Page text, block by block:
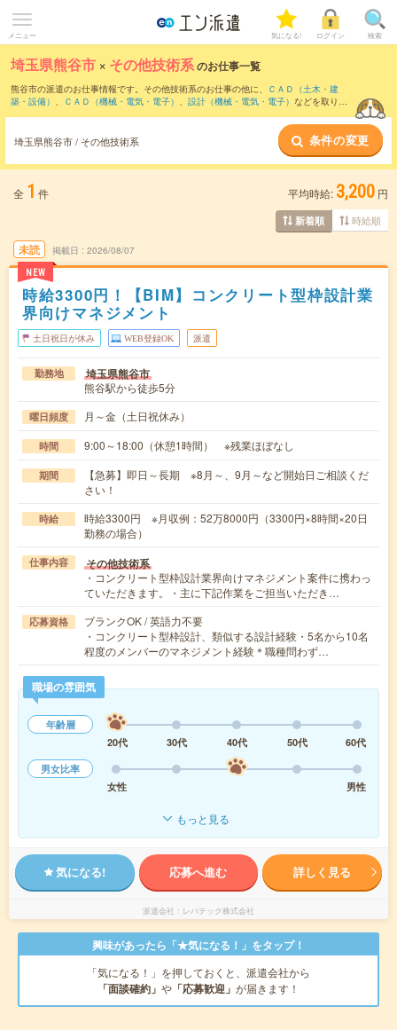
メニュー 気になる! ログイン 検索
埼玉県熊谷市 × その他技術系のお仕事一覧
熊谷市の派遣のお仕事情報です。その他技術系のお仕事の他に、
ＣＡＤ（土木・建
築・設備） 、 ＣＡＤ（機械・電気・電子） 、 設計（機械・電気・電子） などを取り揃
埼玉県熊谷市 / その他技術系 条件の変更
全 1 件 平均時給: 3,200 円
新着順 時給順
未読
NEW
掲載日 2026/08/07
時給3300円！【BIM】コンクリート型枠設計業
界向けマネジメント
土日祝日が休み WEB登録OK 派遣
勤務地 埼玉県熊谷市
熊谷駅から徒歩5分
曜日頻度 月～金（土日祝休み）
時間 9:00～18:00（休憩1時間） ※残業ほぼなし
期間
【急募】即日～長期 ※8月～、9月～など開始日ご相談くだ
さい！
時給
時給3300円 ※月収例：52万8000円（3300円×8時間×20日
勤務の場合）
仕事内容 その他技術系
・コンクリート型枠設計業界向けマネジメント案件に携わっ
ていただきます。・主に下記作業をご担当いただき…
応募資格
ブランクOK / 英語力不要
・コンクリート型枠設計、類似する設計経験・5名から10名
程度のメンバーのマネジメント経験＊職種問わず…
職場の雰囲気
年齢層
20代
30代 40代 50代
60代
男女比率
女性
男性
もっと見る
気になる! 応募へ進む 詳しく見る
派遣会社 レバテック株式会社
興味があったら「★気になる！」をタップ！
「気になる！」を押しておくと、派遣会社から
「面談確約」 や 「応募歓迎」 が届きます！